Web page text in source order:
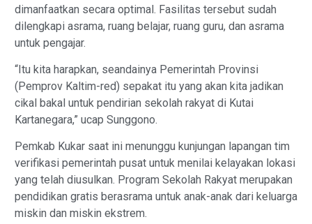
dimanfaatkan secara optimal. Fasilitas tersebut sudah
dilengkapi asrama, ruang belajar, ruang guru, dan asrama
untuk pengajar.
“Itu kita harapkan, seandainya Pemerintah Provinsi
(Pemprov Kaltim-red) sepakat itu yang akan kita jadikan
cikal bakal untuk pendirian sekolah rakyat di Kutai
Kartanegara,” ucap Sunggono.
Pemkab Kukar saat ini menunggu kunjungan lapangan tim
verifikasi pemerintah pusat untuk menilai kelayakan lokasi
yang telah diusulkan. Program Sekolah Rakyat merupakan
pendidikan gratis berasrama untuk anak-anak dari keluarga
miskin dan miskin ekstrem.